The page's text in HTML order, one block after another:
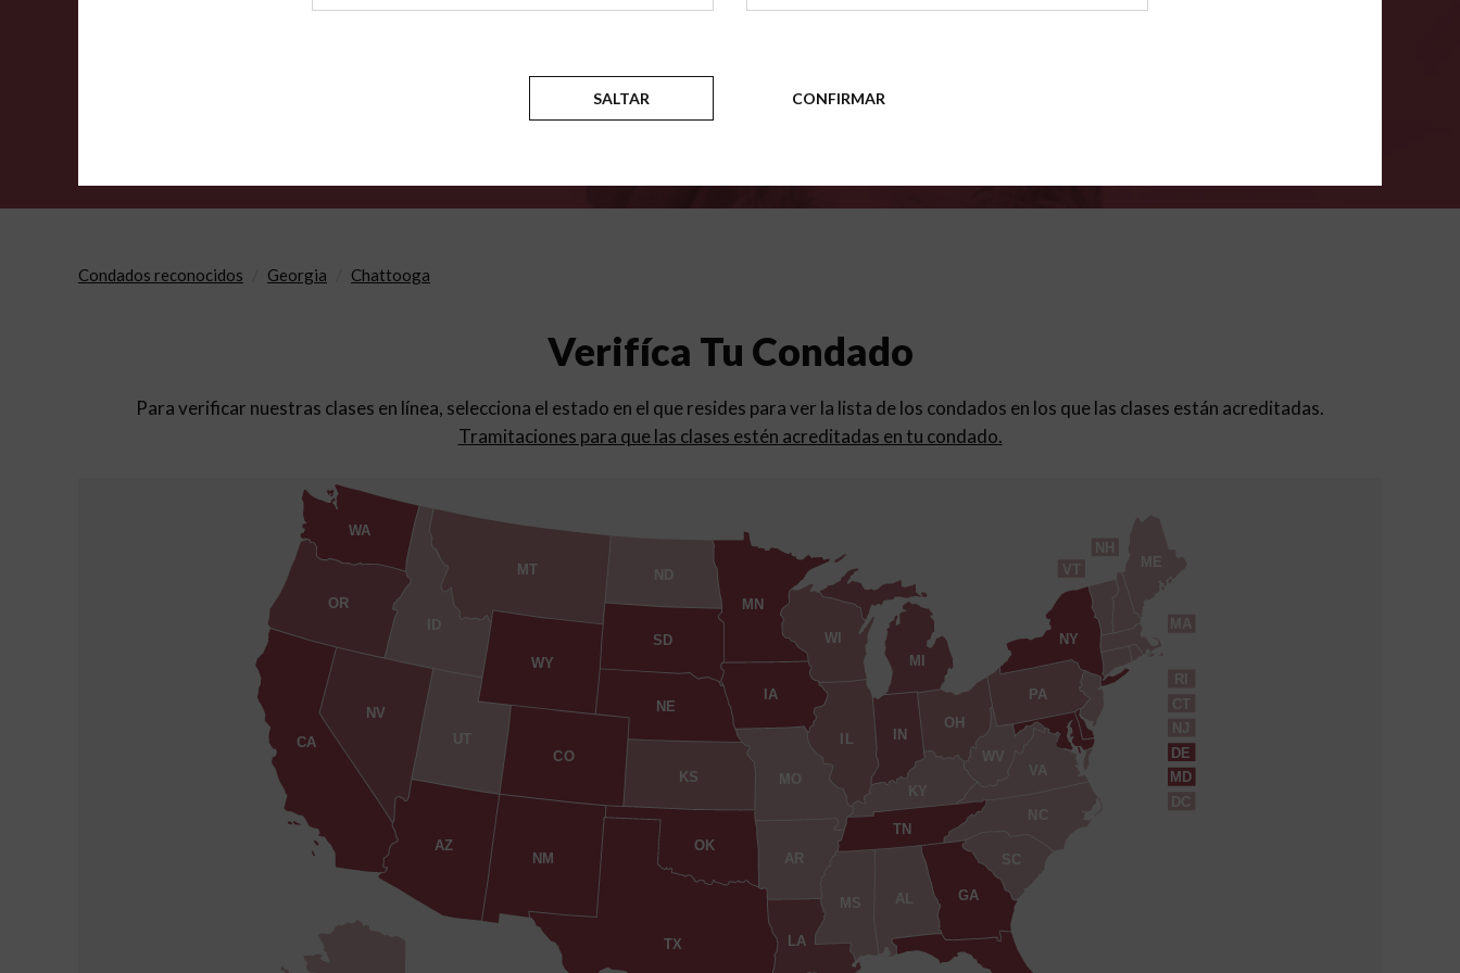
Condados reconocidos Georgia Chattooga
Verifíca Tu Condado
Para verificar nuestras clases en línea, selecciona el estado en el que resides para ver la lista de los condados en los que las clases están acreditadas.
Tramitaciones para que las clases estén acreditadas en tu condado.
AL
AZ
AR
CA
CO
CT
DE
DC
GA
ID
IN
IA
KS
KY
LA
ME
MD
MA
MI
MN
MS
MO
MT
NE
NV
NH
NJ
NM
NY
NC
ND
OH
OK
OR
PA
RI
SC
SD
TN
TX
UT
VT
VA
WA
WV
WI
WY
SALTAR CONFIRMAR